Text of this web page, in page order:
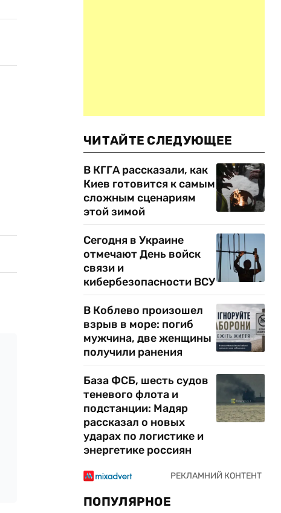
ЧИТАЙТЕ СЛЕДУЮЩЕЕ
В КГГА рассказали, как
Киев готовится к самым
сложным сценариям
этой зимой
Сегодня в Украине
отмечают День войск
связи и
кибербезопасности ВСУ
В Коблево произошел
взрыв в море: погиб
мужчина, две женщины
получили ранения
База ФСБ, шесть судов
теневого флота и
подстанции: Мадяр
рассказал о новых
ударах по логистике и
энергетике россиян
ПОПУЛЯРНОЕ